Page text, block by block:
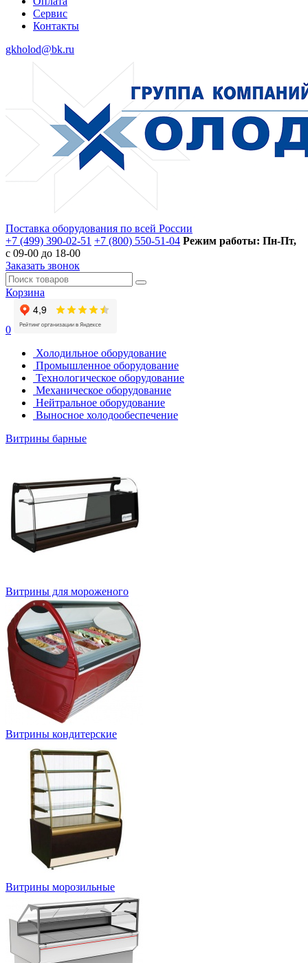
Сервис
Контакты
gkholod@bk.ru
Поставка оборудования по всей России
+7 (499) 390-02-51 +7 (800) 550-51-04 Режим работы: Пн-Пт,
с 09-00 до 18-00
Заказать звонок
Корзина
0
Холодильное оборудование
Промышленное оборудование
Технологическое оборудование
Механическое оборудование
Нейтральное оборудование
Выносное холодообеспечение
Витрины барные
Витрины для мороженого
Витрины кондитерские
Витрины морозильные